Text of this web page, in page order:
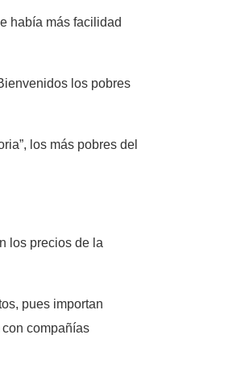
había más facilidad
los pobres
los más pobres del
los precios de la
pues importan
compañías